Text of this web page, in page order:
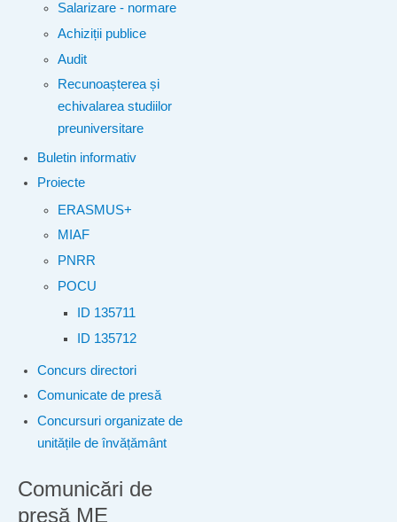
Salarizare - normare
Achiziții publice
Audit
Recunoașterea și
echivalarea studiilor
preuniversitare
Buletin informativ
Proiecte
ERASMUS+
MIAF
PNRR
POCU
ID 135711
ID 135712
Concurs directori
Comunicate de presă
Concursuri organizate de
unitățile de învățământ
Comunicări de
presă ME